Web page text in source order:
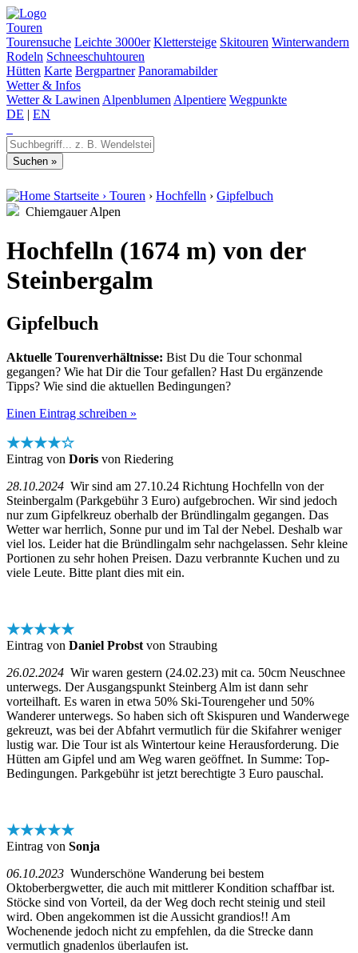
Touren
Tourensuche Leichte 3000er Klettersteige Skitouren Winterwandern
Rodeln Schneeschuhtouren
Hütten Karte Bergpartner Panoramabilder
Wetter & Infos
Wetter & Lawinen Alpenblumen Alpentiere Wegpunkte
DE | EN
Startseite › Touren › Hochfelln › Gipfelbuch
Chiemgauer Alpen
Hochfelln (1674 m) von der
Steinbergalm
Gipfelbuch
Aktuelle Tourenverhältnisse: Bist Du die Tour schonmal
gegangen? Wie hat Dir die Tour gefallen? Hast Du ergänzende
Tipps? Wie sind die aktuellen Bedingungen?
Einen Eintrag schreiben »
★★★★☆
Eintrag von Doris von Riedering
28.10.2024 Wir sind am 27.10.24 Richtung Hochfelln von der
Steinbergalm (Parkgebühr 3 Euro) aufgebrochen. Wir sind jedoch
nur zum Gipfelkreuz oberhalb der Bründlingalm gegangen. Das
Wetter war herrlich, Sonne pur und im Tal der Nebel. Deshalb war
viel los. Leider hat die Bründlingalm sehr nachgelassen. Sehr kleine
Portionen zu sehr hohen Preisen. Dazu verbrannte Kuchen und zu
viele Leute. Bitte plant dies mit ein.
★★★★★
Eintrag von Daniel Probst von Straubing
26.02.2024 Wir waren gestern (24.02.23) mit ca. 50cm Neuschnee
unterwegs. Der Ausgangspunkt Steinberg Alm ist dann sehr
vorteilhaft. Es waren in etwa 50% Ski-Tourengeher und 50%
Wanderer unterwegs. So haben sich oft Skispuren und Wanderwege
gekreuzt, was bei der Abfahrt vermutlich für die Skifahrer weniger
lustig war. Die Tour ist als Wintertour keine Herausforderung. Die
Hütten am Gipfel und am Weg waren geöffnet. In Summe: Top-
Bedingungen. Parkgebühr ist jetzt berechtigte 3 Euro pauschal.
★★★★★
Eintrag von Sonja
06.10.2023 Wunderschöne Wanderung bei bestem
Oktoberbergwetter, die auch mit mittlerer Kondition schaffbar ist.
Stöcke sind von Vorteil, da der Weg doch recht steinig und steil
wird. Oben angekommen ist die Aussicht grandios!! Am
Wochenende jedoch nicht zu empfehlen, da die Strecke dann
vermutlich gnadenlos überlaufen ist.